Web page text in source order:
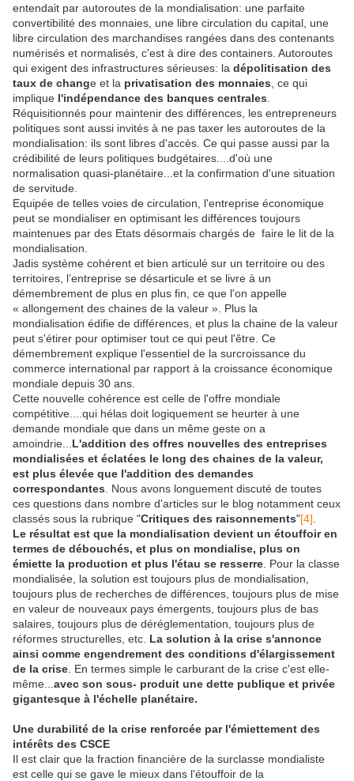
entendait par autoroutes de la mondialisation: une parfaite
convertibilité des monnaies, une libre circulation du capital, une
libre circulation des marchandises rangées dans des contenants
numérisés et normalisés, c'est à dire des containers. Autoroutes
qui exigent des infrastructures sérieuses: la dépolitisation des
taux de change et la privatisation des monnaies , ce qui
implique l'indépendance des banques centrales
Réquisitionnés pour maintenir des différences, les entrepreneurs
politiques sont aussi invités à ne pas taxer les autoroutes de la
mondialisation: ils sont libres d'accès. Ce qui passe aussi par la
crédibilité de leurs politiques budgétaires....d'où une
normalisation quasi-planétaire...et la confirmation d'une situation
de servitude.
Equipée de telles voies de circulation, l'entreprise économique
peut se mondialiser en optimisant les différences toujours
maintenues par des Etats désormais chargés de faire le lit de la
mondialisation.
Jadis système cohérent et bien articulé sur un territoire ou des
territoires, l’entreprise se désarticule et se livre à un
démembrement de plus en plus fin, ce que l'on appelle
« allongement des chaines de la valeur ». Plus la
mondialisation édifie de différences, et plus la chaine de la valeur
peut s'étirer pour optimiser tout ce qui peut l'être. Ce
démembrement explique l'essentiel de la surcroissance du
commerce international par rapport à la croissance économique
mondiale depuis 30 ans.
Cette nouvelle cohérence est celle de l'offre mondiale
compétitive....qui hélas doit logiquement se heurter à une
demande mondiale que dans un même geste on a
amoindrie... L'addition des offres nouvelles des entreprises
mondialisées et éclatées le long des chaines de la valeur,
est plus élevée que l'addition des demandes
correspondantes . Nous avons longuement discuté de toutes
ces questions dans nombre d'articles sur le blog notamment ceux
classés sous la rubrique "Critiques des raisonnements"[4]
Le résultat est que la mondialisation devient un étouffoir en
termes de débouchés, et plus on mondialise, plus on
émiette la production et plus l'étau se resserre . Pour la classe
mondialisée, la solution est toujours plus de mondialisation,
toujours plus de recherches de différences, toujours plus de mise
en valeur de nouveaux pays émergents, toujours plus de bas
salaires, toujours plus de déréglementation, toujours plus de
réformes structurelles, etc. La solution à la crise s'annonce
ainsi comme engendrement des conditions d'élargissement
de la crise . En termes simple le carburant de la crise c'est elle-
même... avec son sous- produit une dette publique et privée
gigantesque à l'échelle planétaire.
Une durabilité de la crise renforcée par l'émiettement des
intérêts des CSCE
Il est clair que la fraction financière de la surclasse mondialiste
est celle qui se gave le mieux dans l'étouffoir de la